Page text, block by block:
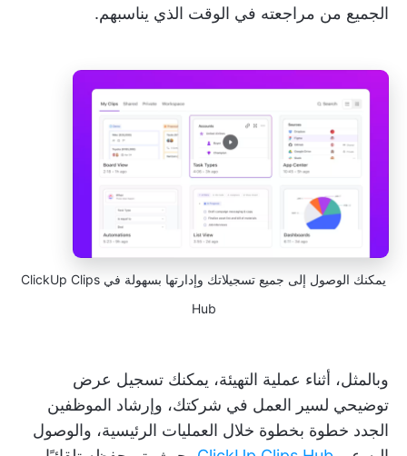
الجميع من مراجعته في الوقت الذي يناسبهم.
يمكنك الوصول إلى جميع تسجيلاتك وإدارتها بسهولة في ClickUp Clips
Hub
وبالمثل، أثناء عملية التهيئة، يمكنك تسجيل عرض
توضيحي لسير العمل في شركتك، وإرشاد الموظفين
الجدد خطوة بخطوة خلال العمليات الرئيسية، والوصول